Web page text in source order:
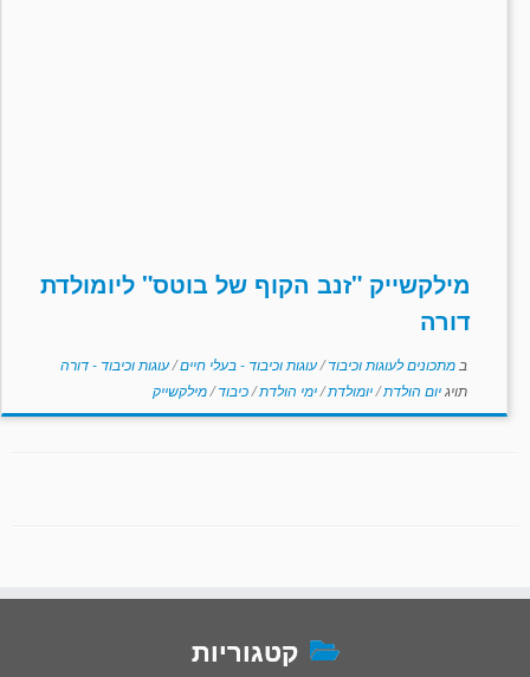
מילקשייק "זנב הקוף של בוטס" ליומולדת
דורה
ב מתכונים לעוגות וכיבוד/עוגות וכיבוד - בעלי חיים/עוגות וכיבוד - דורה
תויגיום הולדת/יומולדת/ימי הולדת/כיבוד/מילקשייק
קטגוריות